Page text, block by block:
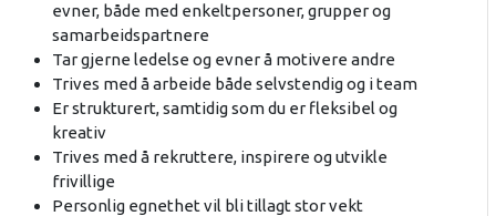
evner, både med enkeltpersoner, grupper og
samarbeidspartnere
​Tar gjerne ledelse og evner å motivere andre
​Trives med å arbeide både selvstendig og i team
​Er strukturert, samtidig som du er fleksibel og
kreativ
Trives med å rekruttere, inspirere og utvikle
frivillige
​Personlig egnethet vil bli tillagt stor vekt